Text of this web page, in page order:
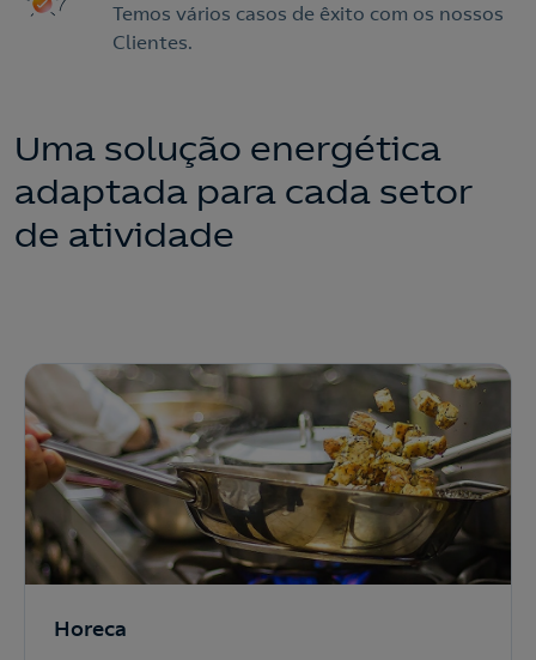
Temos vários casos de êxito com os nossos
Clientes.
Uma solução energética
adaptada para cada setor
de atividade
Horeca